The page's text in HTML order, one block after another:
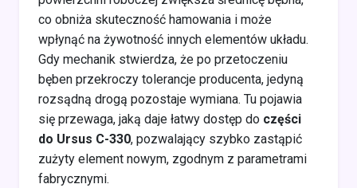
co obniża skuteczność hamowania i może
wpłynąć na żywotność innych elementów układu.
Gdy mechanik stwierdza, że po przetoczeniu
bęben przekroczy tolerancje producenta, jedyną
rozsądną drogą pozostaje wymiana. Tu pojawia
się przewaga, jaką daje łatwy dostęp do części
do Ursus C-330, pozwalający szybko zastąpić
zużyty element nowym, zgodnym z parametrami
fabrycznymi.